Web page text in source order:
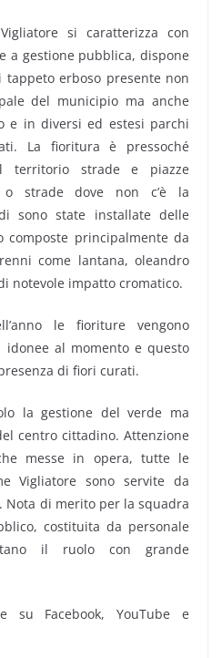
si caratterizza con
a gestione pubblica, dispone
tappeto erboso presente non
del municipio ma anche
e in diversi ed estesi parchi
La fioritura è pressoché
strade e piazze
strade dove non c’è la
sono state installate delle
composte principalmente da
come lantana, oleandro
notevole impatto cromatico.
le fioriture vengono
al momento e questo
di fiori curati.
la gestione del verde ma
centro cittadino. Attenzione
messe in opera, tutte le
Vigliatore sono servite da
Nota di merito per la squadra
costituita da personale
il ruolo con grande
su Facebook, YouTube e